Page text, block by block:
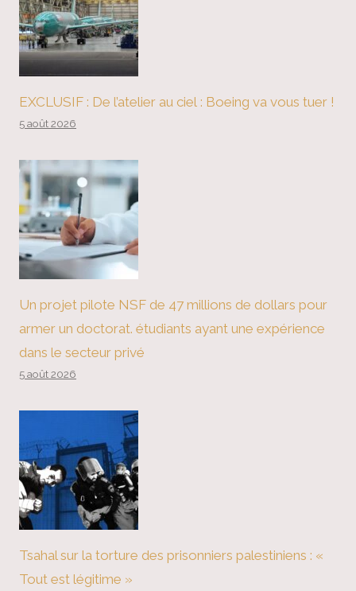
EXCLUSIF : De l’atelier au ciel : Boeing va vous tuer !
5 août 2026
Un projet pilote NSF de 47 millions de dollars pour
armer un doctorat. étudiants ayant une expérience
dans le secteur privé
5 août 2026
Tsahal sur la torture des prisonniers palestiniens : «
Tout est légitime »